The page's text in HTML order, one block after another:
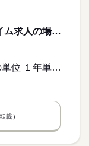
200,000円〜300,000円 ※フルタイム求人の場合は月額（換算額）、パート求人の場合は時間額を表示しています。
変形労働時間制 変形労働時間制の単位 １年単位 就業時間１ 8時00分〜17時00分 就業時間に関する特記事項 除雪作業での早朝出勤等は、時間外手当で対応します。
載）